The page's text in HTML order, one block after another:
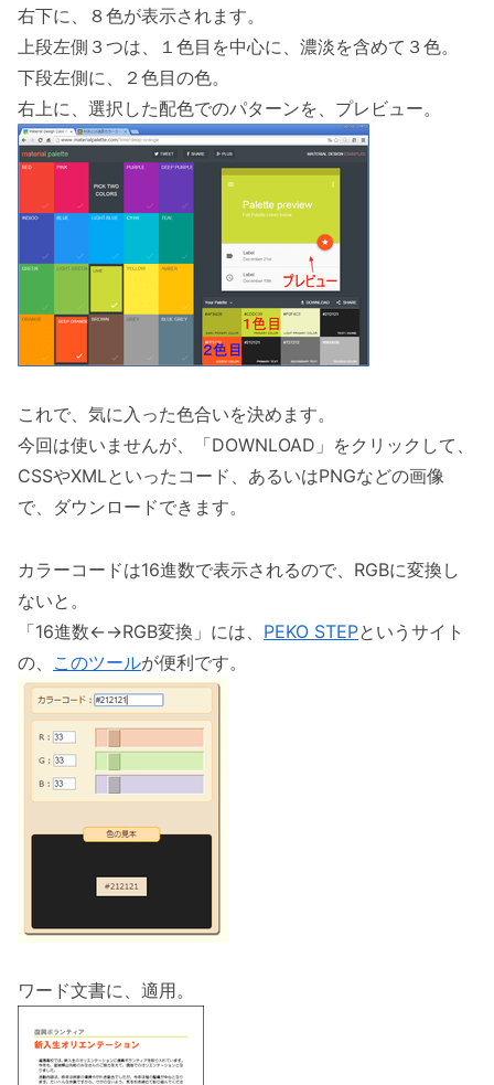
右下に、８色が表示されます。
上段左側３つは、１色目を中心に、濃淡を含めて３色。
下段左側に、２色目の色。
右上に、選択した配色でのパターンを、プレビュー。
これで、気に入った色合いを決めます。
今回は使いませんが、「DOWNLOAD」をクリックして、
CSSやXMLといったコード、あるいはPNGなどの画像
で、ダウンロードできます。
カラーコードは16進数で表示されるので、RGBに変換し
ないと。
「16進数←→RGB変換」には、 PEKO STEPというサイト
の、 このツールが便利です。
ワード文書に、適用。